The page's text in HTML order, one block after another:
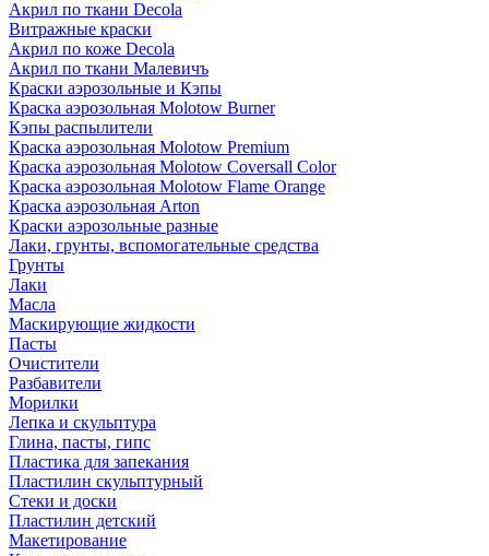
Акрил по ткани Decola
Витражные краски
Акрил по коже Decola
Акрил по ткани Малевичъ
Краски аэрозольные и Кэпы
Краска аэрозольная Molotow Burner
Кэпы распылители
Краска аэрозольная Molotow Premium
Краска аэрозольная Molotow Coversall Color
Краска аэрозольная Molotow Flame Orange
Краска аэрозольная Arton
Краски аэрозольные разные
Лаки, грунты, вспомогательные средства
Грунты
Лаки
Масла
Маскирующие жидкости
Пасты
Очистители
Разбавители
Морилки
Лепка и скульптура
Глина, пасты, гипс
Пластика для запекания
Пластилин скульптурный
Стеки и доски
Пластилин детский
Макетирование